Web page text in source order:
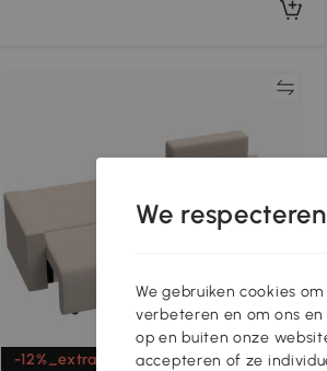
-12%_extra
We
We gebruiken cookies
verbeteren en om ons
op en buiten onze
accepteren of ze